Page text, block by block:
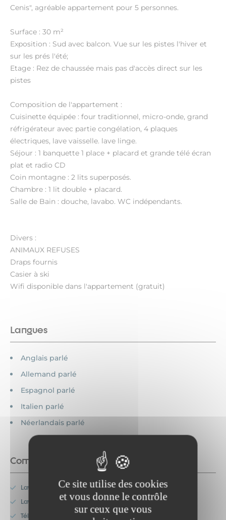
Ce site utilise des cookies
et vous donne le contrôle
sur ceux que vous
Cenis", agréable appartement pour 5 personnes.
Surface : 30 m²
Exposition : Sud avec balcon. Vue sur les pistes l'hiver et
sur les prés l'été;
Etage : Rez de chaussée mais pas d'accès direct sur les
pistes
Composition de l'appartement :
Cuisinette équipée : four traditionnel, micro-onde, grand
réfrigérateur avec partie congélation, 4 plaques
électriques, lave vaisselle. lave linge.
Séjour : 1 banquette 1 place + placard et grande télé écran
plat et radio CD
Coin montagne : 2 lits superposés.
Chambre : 1 lit double + placard.
Salle de Bain : douche, lavabo. WC indépendants.
Divers :
ANIMAUX REFUSES
Draps fournis
Casier à ski
Wifi disponible dans l'appartement (gratuit)
Langues
Anglais parlé
Allemand parlé
Espagnol parlé
Italien parlé
Néerlandais parlé
Commodités
Lave-linge
Lave-vaisselle
Télévision